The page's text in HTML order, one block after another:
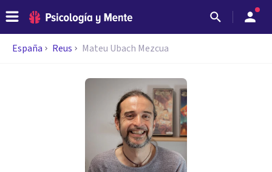
España Reus Mateu Ubach Mezcua